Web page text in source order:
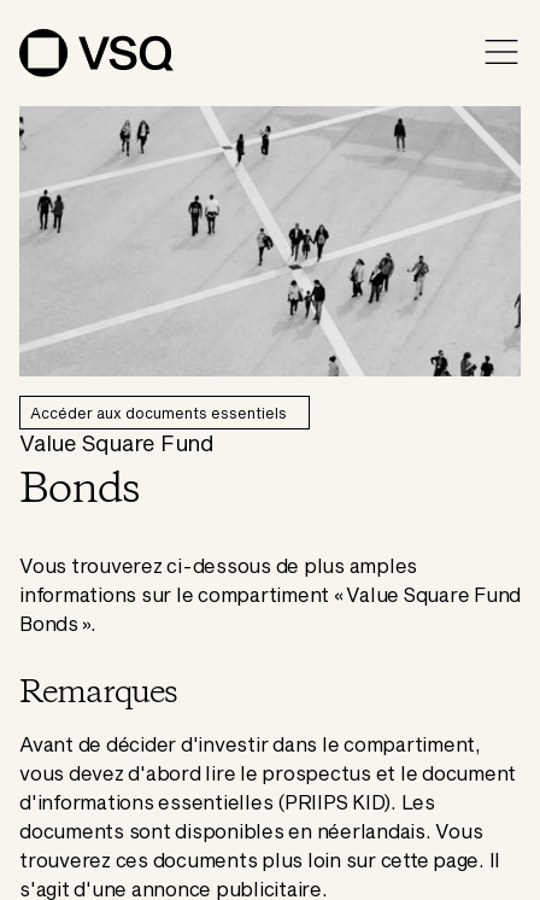
Value Square Fund
Accéder aux documents essentiels
Bonds
Vous trouverez ci-dessous de plus amples
informations sur le compartiment « Value Square Fund
Bonds ».
Remarques
Avant de décider d'investir dans le compartiment,
vous devez d'abord lire le prospectus et le document
d'informations essentielles (PRIIPS KID). Les
documents sont disponibles en néerlandais. Vous
trouverez ces documents plus loin sur cette page. Il
s'agit d'une annonce publicitaire.